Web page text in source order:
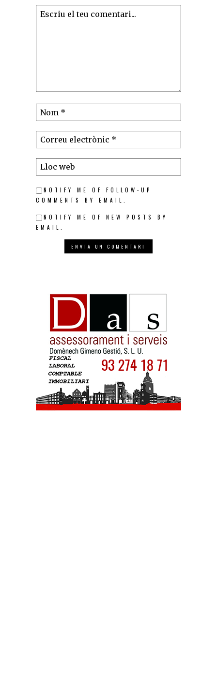
NOTIFY ME OF FOLLOW-UP
COMMENTS BY EMAIL.
NOTIFY ME OF NEW POSTS BY
EMAIL.